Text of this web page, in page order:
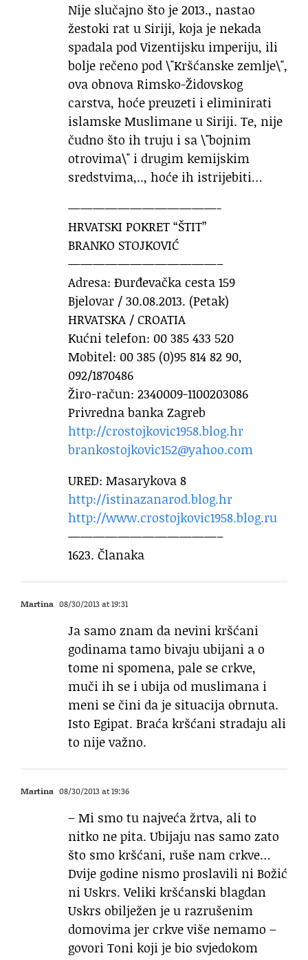
Nije slučajno što je 2013., nastao
žestoki rat u Siriji, koja je nekada
spadala pod Vizentijsku imperiju, ili
bolje rečeno pod \"Kršćanske zemlje\",
ova obnova Rimsko-Židovskog
carstva, hoće preuzeti i eliminirati
islamske Muslimane u Siriji. Te, nije
čudno što ih truju i sa \"bojnim
otrovima\" i drugim kemijskim
sredstvima,.., hoće ih istrijebiti…
————————————-
HRVATSKI POKRET “ŠTIT”
BRANKO STOJKOVIĆ
————————————–
Adresa: Đurđevačka cesta 159
Bjelovar / 30.08.2013. (Petak)
HRVATSKA / CROATIA
Kućni telefon: 00 385 433 520
Mobitel: 00 385 (0)95 814 82 90,
092/1870486
Žiro-račun: 2340009-1100203086
Privredna banka Zagreb
http://crostojkovic1958.blog.hr
brankostojkovic152@yahoo.com
URED: Masarykova 8
http://istinazanarod.blog.hr
http://www.crostojkovic1958.blog.ru
————————————–
1623. Članaka
Martina 08/30/2013 at 19:31
Ja samo znam da nevini kršćani
godinama tamo bivaju ubijani a o
tome ni spomena, pale se crkve,
muči ih se i ubija od muslimana i
meni se čini da je situacija obrnuta.
Isto Egipat. Braća kršćani stradaju ali
to nije važno.
Martina 08/30/2013 at 19:36
– Mi smo tu najveća žrtva, ali to
nitko ne pita. Ubijaju nas samo zato
što smo kršćani, ruše nam crkve…
Dvije godine nismo proslavili ni Božić
ni Uskrs. Veliki kršćanski blagdan
Uskrs obilježen je u razrušenim
domovima jer crkve više nemamo –
govori Toni koji je bio svjedokom